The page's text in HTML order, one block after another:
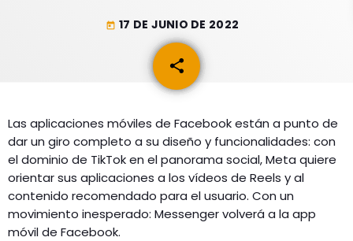
ESLATINO NEWS
ESPECTÁCULOS
GEEKERS
MÚSICA
ENTRETENIMIENTO
INICIO
RADIO SPLENDID
CONTACTO
today 17 DE JUNIO DE 2022
share
email
Las aplicaciones móviles de Facebook están a punto de
dar un giro completo a su diseño y funcionalidades: con
el dominio de TikTok en el panorama social, Meta quiere
orientar sus aplicaciones a los vídeos de Reels y al
contenido recomendado para el usuario. Con un
movimiento inesperado: Messenger volverá a la app
móvil de Facebook.